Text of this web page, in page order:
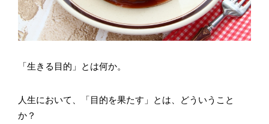
「生きる目的」とは何か。
人生において、「目的を果たす」とは、どういうこと
か？